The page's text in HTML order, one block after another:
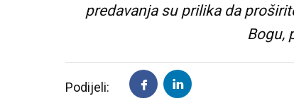
predavanja su prilika da
Bogu,
Podijeli: